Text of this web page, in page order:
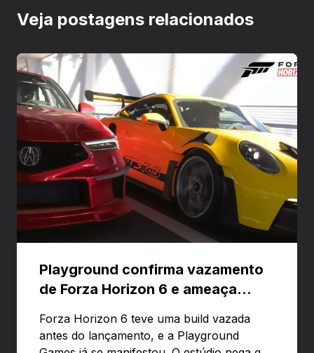
Veja postagens relacionados
Playground confirma vazamento
de Forza Horizon 6 e ameaça
Forza Horizon 6 teve uma build vazada
antes do lançamento, e a Playground